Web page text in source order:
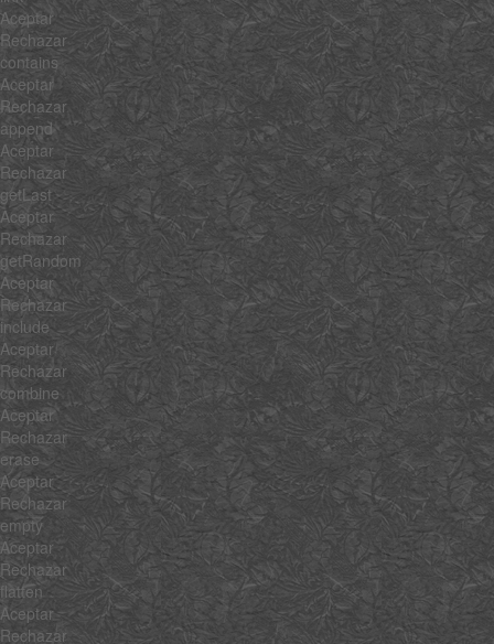
Aceptar
Rechazar
contains
Aceptar
Rechazar
append
Aceptar
Rechazar
getLast
Aceptar
Rechazar
getRandom
Aceptar
Rechazar
include
Aceptar
Rechazar
combine
Aceptar
Rechazar
erase
Aceptar
Rechazar
empty
Aceptar
Rechazar
flatten
Aceptar
Rechazar